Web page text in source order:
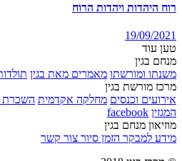
רוח היהדות ויהדות הרוח
19/09/2021
טען עוד
מנחם בגין
משנתו ומורשתו מאמרים מאת בגין
מרכז מורשת בגין
אירועים וכנסים מחלקה אקדמית השכרת
המגזין facebook
מוזיאון מנחם בגין
מידע למבקר הזמן סיור צור קשר